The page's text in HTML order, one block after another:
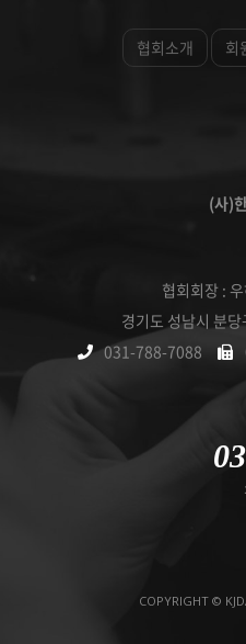
협회소개 회
(사)
협회회장 :
경기도 성남시 분
031-788-7088
COPYRIGHT ©